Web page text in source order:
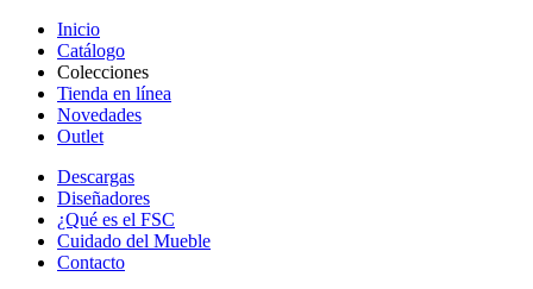
Inicio
Catálogo
Colecciones
Tienda en línea
Novedades
Outlet
Descargas
Diseñadores
¿Qué es el FSC
Cuidado del Mueble
Contacto